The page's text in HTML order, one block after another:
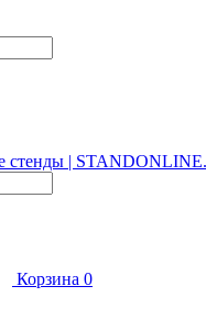
Корзина 0